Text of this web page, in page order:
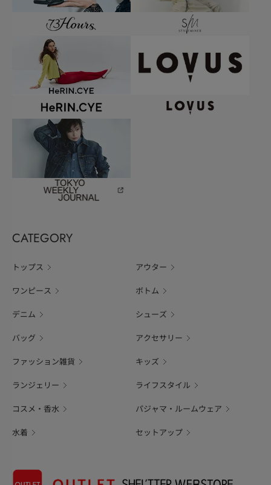
CATEGORY
トップス アウター
ワンピース ボトム
デニム シューズ
バッグ アクセサリー
ファッション雑貨 キッズ
ランジェリー ライフスタイル
コスメ・香水 パジャマ・ルームウェア
水着 セットアップ